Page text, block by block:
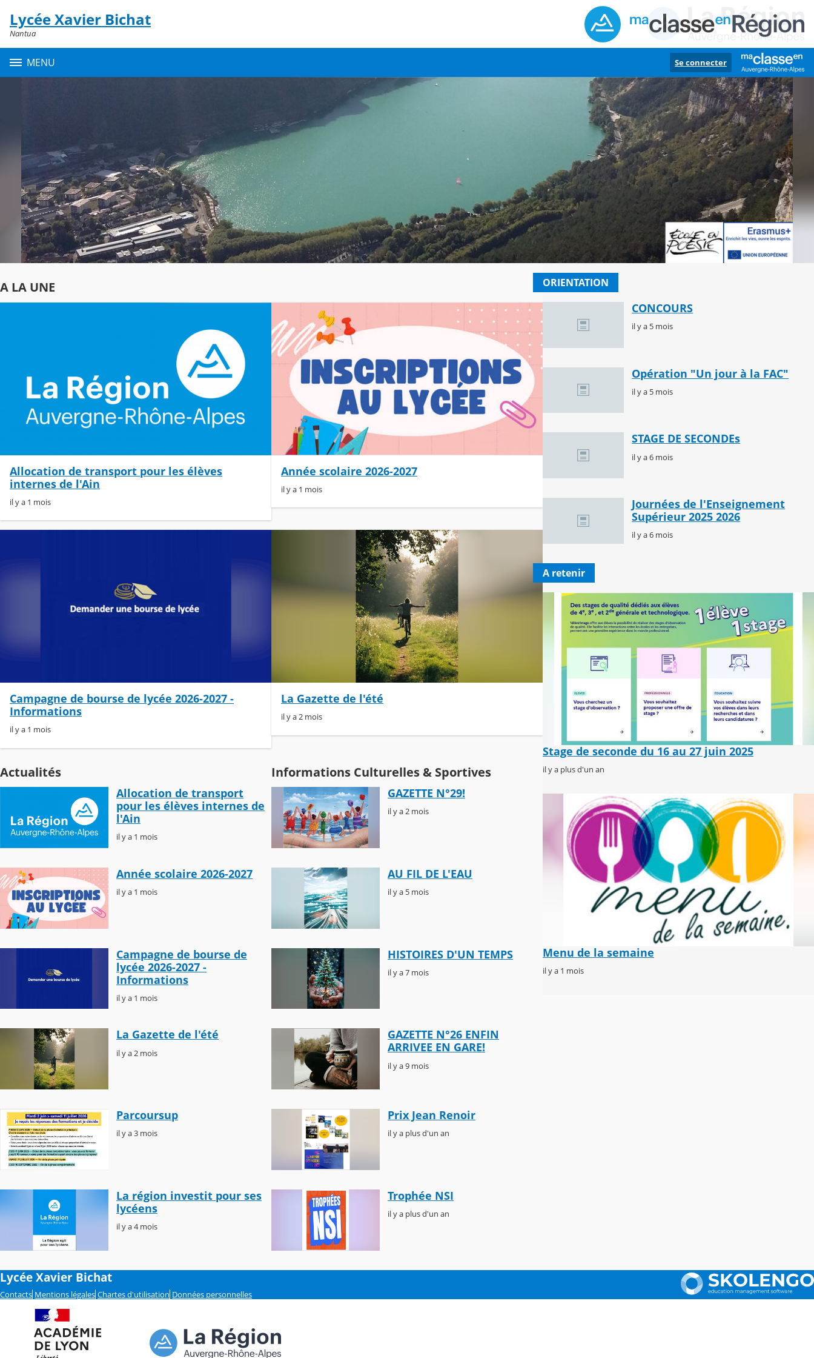
Contenu
Lycée Xavier Bichat
Nantua
MENU Se connecter
A LA UNE
Allocation de transport pour les élèves
internes de l'Ain
il y a 1 mois
Année scolaire 2026-2027
il y a 1 mois
Campagne de bourse de lycée 2026-2027 -
Informations
il y a 1 mois
La Gazette de l'été
il y a 2 mois
Actualités
Allocation de transport
pour les élèves internes de
l'Ain
il y a 1 mois
Année scolaire 2026-2027
il y a 1 mois
Campagne de bourse de
lycée 2026-2027 -
Informations
il y a 1 mois
La Gazette de l'été
il y a 2 mois
Parcoursup
il y a 3 mois
La région investit pour ses
lycéens
il y a 4 mois
Informations Culturelles & Sportives
GAZETTE N°29!
il y a 2 mois
AU FIL DE L'EAU
il y a 5 mois
HISTOIRES D'UN TEMPS
il y a 7 mois
GAZETTE N°26 ENFIN
ARRIVEE EN GARE!
il y a 9 mois
Prix Jean Renoir
il y a plus d'un an
Trophée NSI
il y a plus d'un an
ORIENTATION
CONCOURS
il y a 5 mois
Opération "Un jour à la FAC"
il y a 5 mois
STAGE DE SECONDEs
il y a 6 mois
Journées de l'Enseignement
Supérieur 2025 2026
il y a 6 mois
A retenir
Stage de seconde du 16 au 27 juin 2025
il y a plus d'un an
Menu de la semaine
il y a 1 mois
Lycée Xavier Bichat
Contacts Mentions légales Chartes d'utilisation Données personnelles